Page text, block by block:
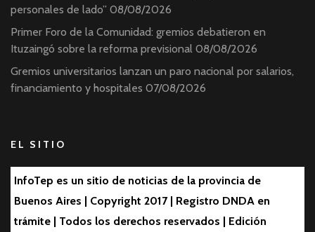
personales de lado” 08/08/2026
Primer Foro de la Comunidad: gremios debatieron en
Ituzaingó sobre la reforma previsional 08/08/2026
Gremios universitarios lanzan un paro nacional por salarios,
financiamiento y hospitales 07/08/2026
EL SITIO
InfoTep es un sitio de noticias de la provincia de
Buenos Aires | Copyright 2017 | Registro DNDA en
trámite | Todos los derechos reservados | Edición